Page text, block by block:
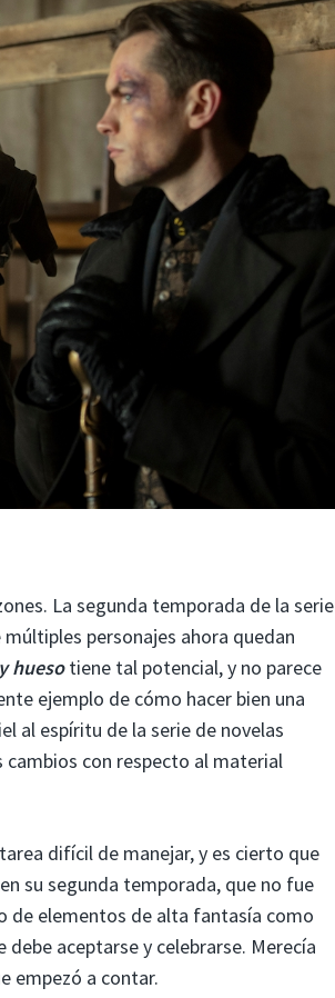
La segunda temporada de la serie
personajes ahora quedan
huesotiene tal potencial, y no parece
ejemplo de cómo hacer bien una
al espíritu de la serie de novelas
cambios con respecto al material
difícil de manejar, y es cierto que
su segunda temporada, que no fue
de elementos de alta fantasía como
aceptarse y celebrarse. Merecía
empezó a contar.